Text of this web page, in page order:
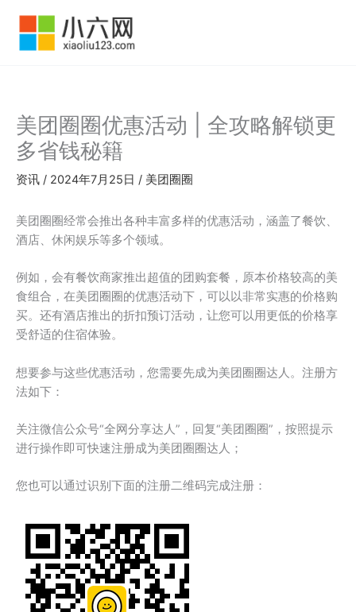
美团圈圈优惠活动 | 全攻略解锁更
多省钱秘籍
资讯 / 2024年7月25日 / 美团圈圈
美团圈圈经常会推出各种丰富多样的优惠活动，涵盖了餐饮、
酒店、休闲娱乐等多个领域。
例如，会有餐饮商家推出超值的团购套餐，原本价格较高的美
食组合，在美团圈圈的优惠活动下，可以以非常实惠的价格购
买。还有酒店推出的折扣预订活动，让您可以用更低的价格享
受舒适的住宿体验。
想要参与这些优惠活动，您需要先成为美团圈圈达人。注册方
法如下：
关注微信公众号“全网分享达人”，回复“美团圈圈”，按照提示
进行操作即可快速注册成为美团圈圈达人；
您也可以通过识别下面的注册二维码完成注册：